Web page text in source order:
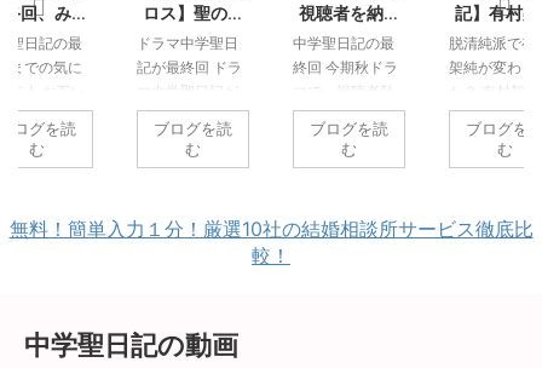
回、みん
ッピーエ
になれる
ってドキ
しながら
見ました
聖日記の最
までの気に
二人 お互い
同士でも、
してきたこ
間違ってい
せずにはい
間違ってい
とは確かで
ログを読
む
ロス】聖の気
持ちが切ない
涙の中学聖日
記の最終回
ドラマ中学聖日
記が最終回 ドラ
マ中学聖日記が
いよいよ最終回
を迎えました。
中学聖日記の最
のもとがしい関
います。 私が、
聖ならこんなに
ブログを読
む
恋愛中の不安
視聴者を納得
させ、幸せに
させ、最高の
結末だった中
学聖日記の最
終回。
中学聖日記の最
終回 今期秋ドラ
マで、視聴者熱
堂々の１位を獲
得した中学聖日
記。 その中学聖
目を集めまくっ
ブログを読
む
モテる方法
記】有村
さんがど
てモテる
か？その
は？【聖
ん】
脱清純派で有
架純が変わっ
た？ 有村架
んは今までは
純なイメージ
役が多かった
をして、婚約
ブログを
む
無料！簡単入力１分！厳選10社の結婚相談所サービス徹底比
較！
中学聖日記の動画